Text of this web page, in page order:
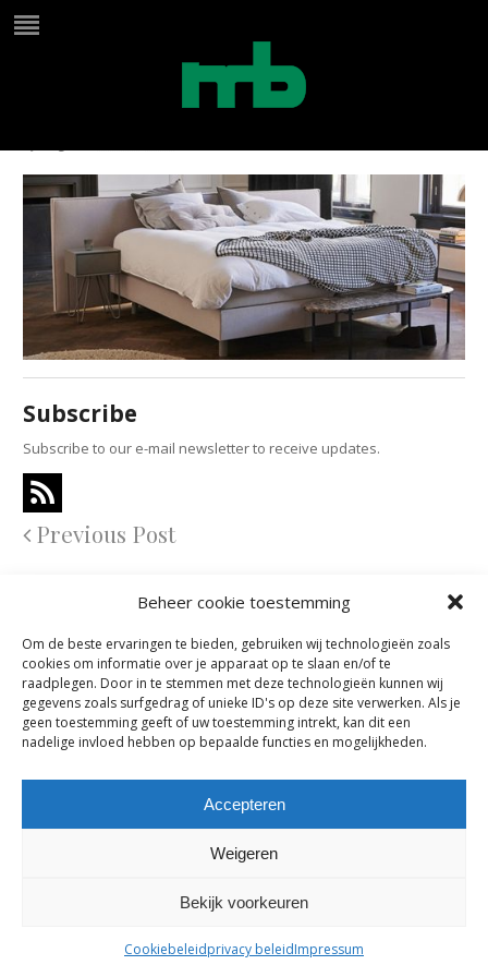
Beheer cookie toestemming
Om de beste ervaringen te bieden, gebruiken wij technologieën zoals
cookies om informatie over je apparaat op te slaan en/of te
raadplegen. Door in te stemmen met deze technologieën kunnen wij
gegevens zoals surfgedrag of unieke ID's op deze site verwerken. Als je
geen toestemming geeft of uw toestemming intrekt, kan dit een
nadelige invloed hebben op bepaalde functies en mogelijkheden.
Accepteren
Weigeren
Bekijk voorkeuren
Cookiebeleidprivacy beleidImpressum
Auping Kiruna Plecto
Subscribe
Subscribe to our e-mail newsletter to receive updates.
Previous Post
maes-boons nv | interieur - meubelen - maatwerk | bazelstraat 61
- 9150 Kruibeke |tel. +32 03 774 10 60